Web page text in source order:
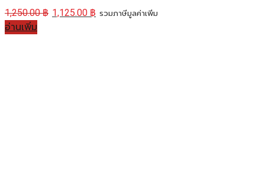
1,250.00฿ 1,125.00 ฿ รวมภาษีมูลค่าเพิ่ม
อ่านเพิ่ม